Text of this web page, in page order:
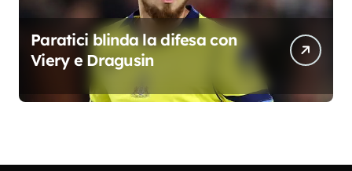
Paratici blinda la difesa con
Viery e Dragusin